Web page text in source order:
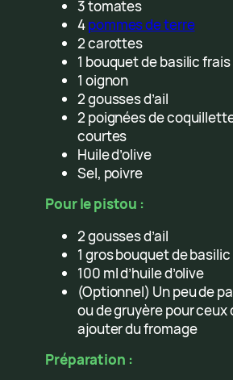
3 tomates
4pommes de terre
2 carottes
1 bouquet de basilic frais
1 oignon
2 gousses d’ail
2 poignées de
courtes
Huile d’olive
Sel, poivre
Pour le pistou :
2 gousses d’ail
1 gros bouquet de
100 ml d’huile d’olive
(Optionnel) Un peu de
ou de gruyère pour ceux
ajouter du fromage
Préparation :